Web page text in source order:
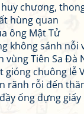
chương,
hùng quan
ông Mật Tử
không sánh nỗi
vùng Tiên Sa Đà
gióng chuông lễ
rãnh rỗi đến
ống đựng giấy